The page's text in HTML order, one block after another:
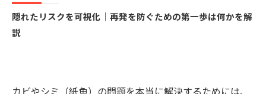
隠れたリスクを可視化｜再発を防ぐための第一歩は何かを解
説